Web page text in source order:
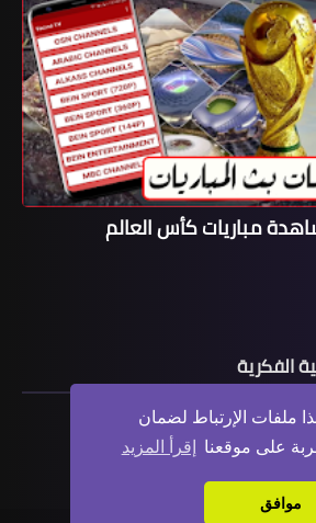
ملفات الإرتباط لضمان
على موقعنا
إقرأ المزيد
موافق
مباريات كأس العالم
الفكرية